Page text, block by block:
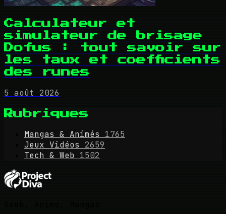
Calculateur et
simulateur de brisage
Dofus : tout savoir sur
les taux et coefficients
des runes
5 août 2026
Rubriques
Mangas & Animés
1765
Jeux Vidéos
2659
Tech & Web 1502